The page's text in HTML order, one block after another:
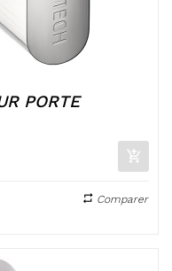
PORTE
Comparer